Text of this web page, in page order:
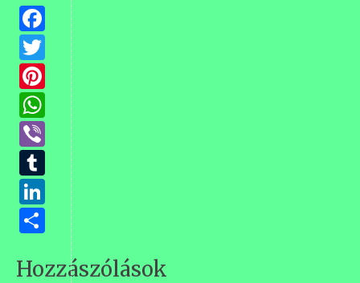
Facebook
Twitter
Pinterest
WhatsApp
Viber
Tumblr
LinkedIn
Ossza
meg
Hozzászólások